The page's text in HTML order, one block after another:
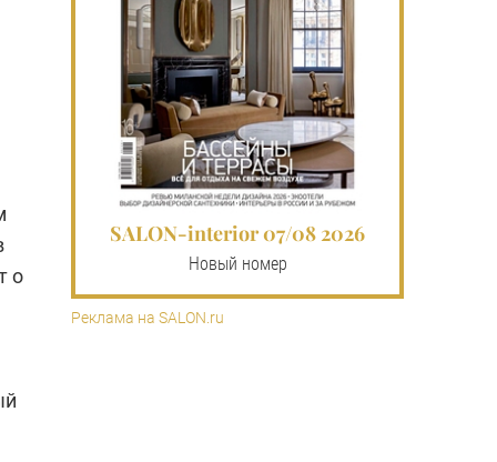
о
SALON-interior 07/08 2026
Новый номер
Реклама на SALON.ru